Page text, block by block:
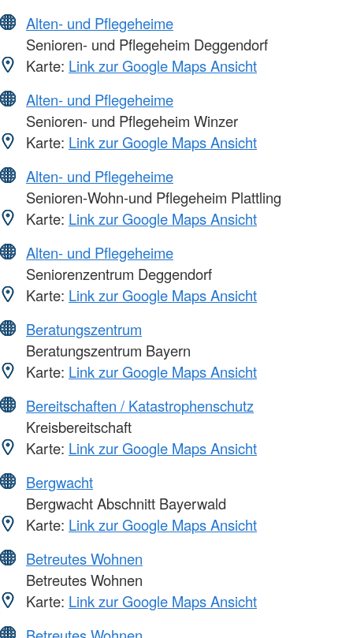
Alten- und Pflegeheime
Senioren- und Pflegeheim Deggendorf
Karte: Link zur Google Maps Ansicht
Alten- und Pflegeheime
Senioren- und Pflegeheim Winzer
Karte: Link zur Google Maps Ansicht
Alten- und Pflegeheime
Senioren-Wohn-und Pflegeheim Plattling
Karte: Link zur Google Maps Ansicht
Alten- und Pflegeheime
Seniorenzentrum Deggendorf
Karte: Link zur Google Maps Ansicht
Beratungszentrum
Beratungszentrum Bayern
Karte: Link zur Google Maps Ansicht
Bereitschaften / Katastrophenschutz
Kreisbereitschaft
Karte: Link zur Google Maps Ansicht
Bergwacht
Bergwacht Abschnitt Bayerwald
Karte: Link zur Google Maps Ansicht
Betreutes Wohnen
Betreutes Wohnen
Karte: Link zur Google Maps Ansicht